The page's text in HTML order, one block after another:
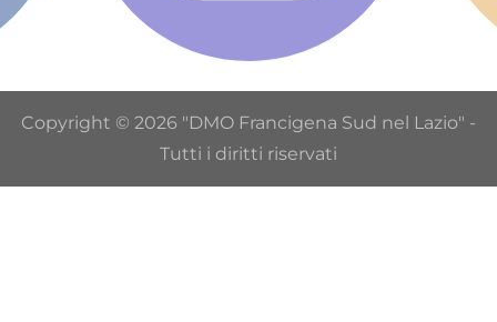
Copyright © 2026 "DMO Francigena Sud nel Lazio" -
Tutti i diritti riservati